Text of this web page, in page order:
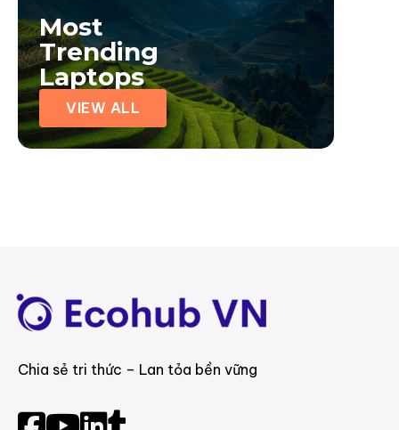
Most
Trending
Laptops
VIEW ALL
Chia sẻ tri thức – Lan tỏa bền vững